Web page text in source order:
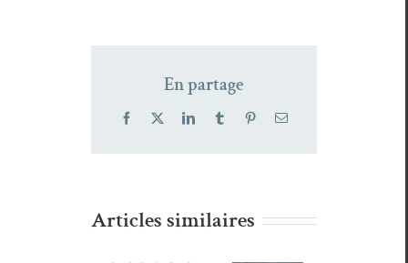
En partage
Facebook LinkedInTumblr PinterestEmail
Articles similaires